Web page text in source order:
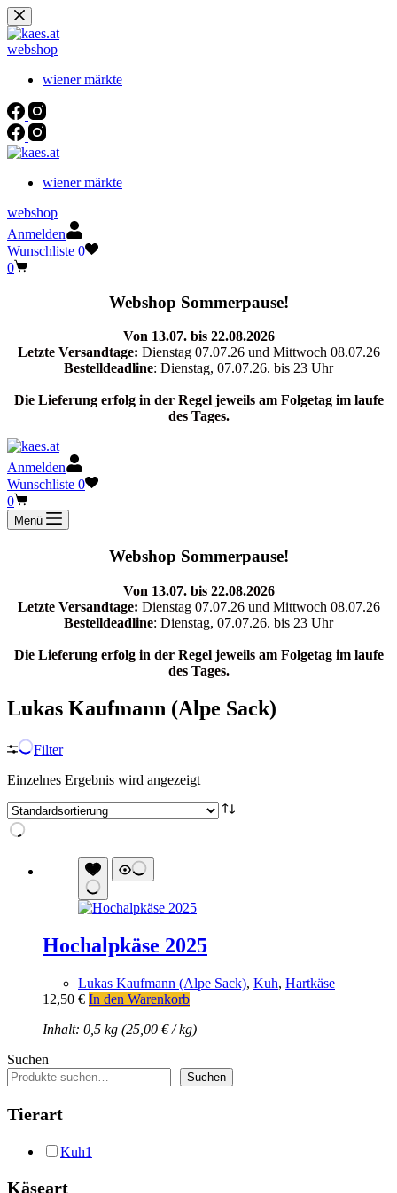
Zum
Inhalt
springen
webshop
wiener märkte
wiener märkte
webshop
Anmelden
Wunschliste 0
Warenkorb
0
Webshop Sommerpause!
Von 13.07. bis 22.08.2026
Letzte Versandtage: Dienstag 07.07.26 und Mittwoch 08.07.26
Bestelldeadline: Dienstag, 07.07.26. bis 23 Uhr
Die Lieferung erfolg in der Regel jeweils am Folgetag im laufe
des Tages.
Anmelden
Wunschliste 0
Warenkorb
0
Menü
Webshop Sommerpause!
Von 13.07. bis 22.08.2026
Letzte Versandtage: Dienstag 07.07.26 und Mittwoch 08.07.26
Bestelldeadline: Dienstag, 07.07.26. bis 23 Uhr
Die Lieferung erfolg in der Regel jeweils am Folgetag im laufe
des Tages.
Lukas Kaufmann (Alpe Sack)
Filter
Einzelnes Ergebnis wird angezeigt
Hochalpkäse 2025
Lukas Kaufmann (Alpe Sack), Kuh, Hartkäse
12,50 € In den Warenkorb
Inhalt: 0,5 kg (25,00 €/kg)
Suchen
Suchen
Tierart
Kuh1
Käseart